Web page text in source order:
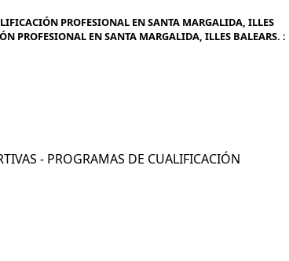
PROFESIONAL EN SANTA MARGALIDA, ILLES
PROFESIONAL EN SANTA MARGALIDA, ILLES BALEARS. :
- PROGRAMAS DE CUALIFICACIÓN